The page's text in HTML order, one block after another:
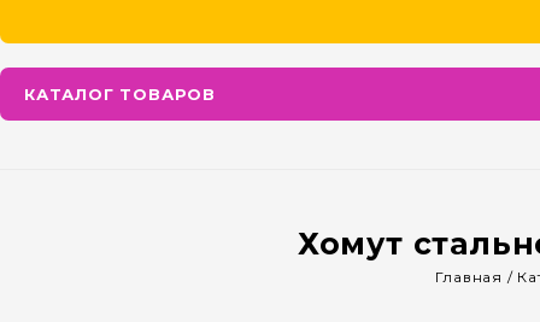
КАТАЛОГ ТОВАРОВ
Хомут
Главная /